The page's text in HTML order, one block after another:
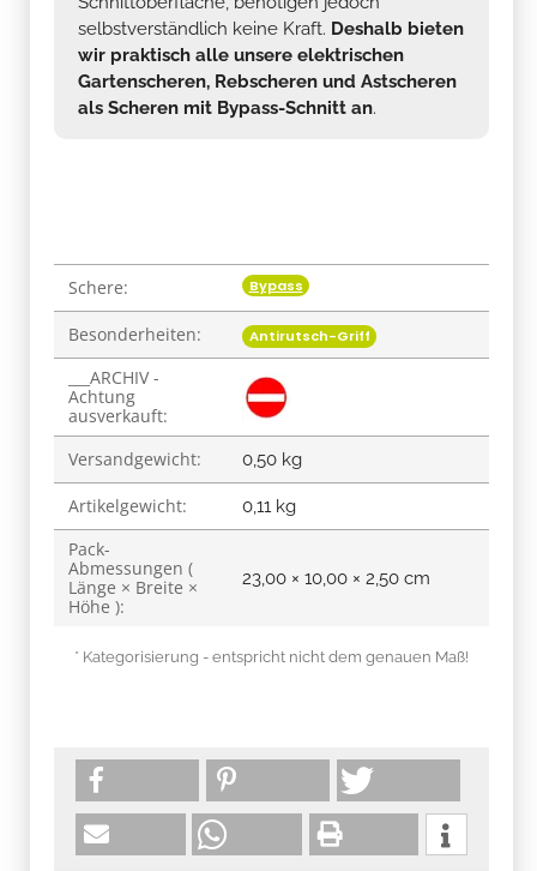
selbstverständlich keine Kraft. Deshalb bieten
wir praktisch alle unsere elektrischen
Gartenscheren, Rebscheren und Astscheren
als Scheren mit Bypass-Schnitt an.
Produkteigenschaft
Wert
Schere: Bypass
Besonderheiten: Antirutsch-Griff
___ARCHIV -
Achtung
ausverkauft:
Versandgewicht:
0,50 kg
Artikelgewicht: 0,11 kg
Pack-
Abmessungen (
Länge × Breite ×
Höhe ):
23,00 × 10,00 × 2,50 cm
* Kategorisierung - entspricht nicht dem genauen Maß!